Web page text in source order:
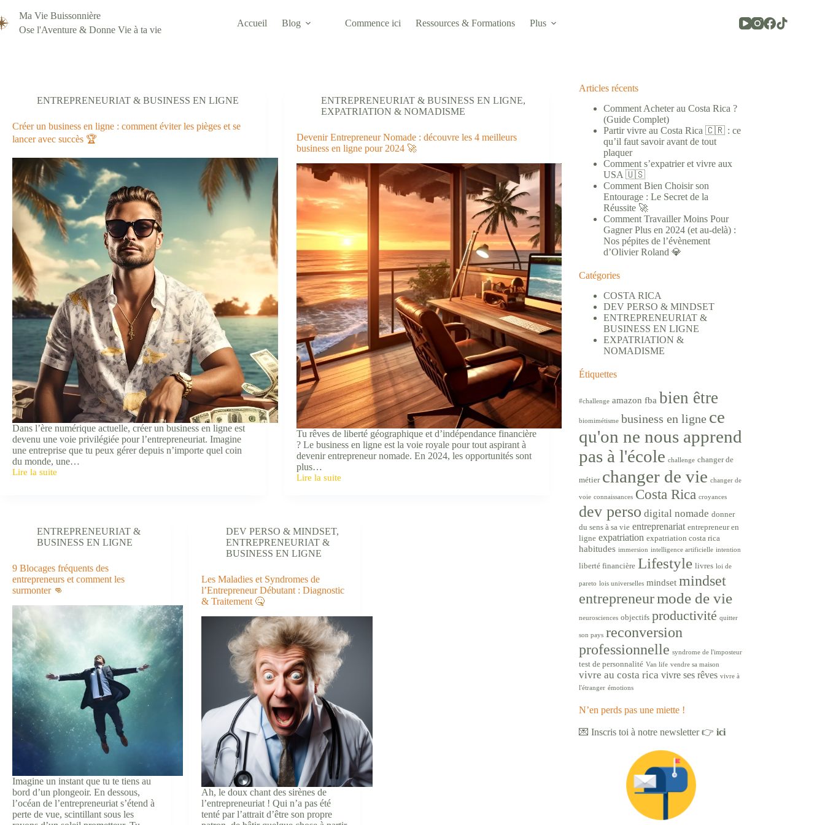
au
contenu
Ma Vie Buissonnière
Ose l'Aventure & Donne Vie à ta vie
Accueil Blog Commence ici Ressources & Formations Plus
ENTREPRENEURIAT & BUSINESS EN LIGNE
Créer un business en ligne : comment éviter les pièges et se
lancer avec succès 🏆
Dans l’ère numérique actuelle, créer un business en ligne est
devenu une voie privilégiée pour l’entrepreneuriat. Imagine
une entreprise que tu peux gérer depuis n’importe quel coin
du monde, une…
Lire la suite
Créer
comment
pièges
et
se
avec
succès
🏆
ENTREPRENEURIAT & BUSINESS EN LIGNE,
EXPATRIATION & NOMADISME
Devenir Entrepreneur Nomade : découvre les 4 meilleurs
business en ligne pour 2024 🚀
Tu rêves de liberté géographique et d’indépendance financière
? Le business en ligne est la voie royale pour tout aspirant à
devenir entrepreneur nomade. En 2024, les opportunités sont
plus…
Lire la suite
Devenir
les
4
meilleurs
en
ligne
pour
🚀
ENTREPRENEURIAT &
BUSINESS EN LIGNE
9 Blocages fréquents des
entrepreneurs et comment les
surmonter 👊
Imagine un instant que tu te tiens au
bord d’un plongeoir. En dessous,
l’océan de l’entrepreneuriat s’étend à
perte de vue, scintillant sous les
DEV PERSO & MINDSET,
ENTREPRENEURIAT &
BUSINESS EN LIGNE
Les Maladies et Syndromes de
l’Entrepreneur Débutant : Diagnostic
& Traitement 🤒
Ah, le doux chant des sirènes de
l’entrepreneuriat ! Qui n’a pas été
tenté par l’attrait d’être son propre
Articles récents
Comment Acheter au Costa Rica ?
(Guide Complet)
Partir vivre au Costa Rica 🇨🇷 : ce
qu’il faut savoir avant de tout
plaquer
Comment s’expatrier et vivre aux
USA 🇺🇸
Comment Bien Choisir son
Entourage : Le Secret de la
Réussite 🚀
Comment Travailler Moins Pour
Gagner Plus en 2024 (et au-delà) :
Nos pépites de l’évènement
d’Olivier Roland 💎
Catégories
COSTA RICA
DEV PERSO & MINDSET
ENTREPRENEURIAT &
BUSINESS EN LIGNE
EXPATRIATION &
NOMADISME
Étiquettes
#challenge amazon fba bien être
biomimétisme business en ligne ce
qu'on ne nous apprend
pas à l'école challenge changer de
métier changer de vie changer de
voie connaissances Costa Rica croyances
dev perso digital nomade donner
du sens à sa vie entreprenariat entrepreneur en
ligne expatriation expatriation costa rica
habitudes immersion intelligence artificielle intention
liberté financière Lifestyle livres loi de
pareto lois universelles mindset mindset
entrepreneurmode de vie
neurosciences objectifs productivité quitter
son pays reconversion
professionnelle syndrome de l'imposteur
test de personnalité Van life vendre sa maison
vivre au costa rica vivre ses rêves vivre à
l'étranger émotions
N’en perds pas une miette !
💌 Inscris toi à notre newsletter 👉ici